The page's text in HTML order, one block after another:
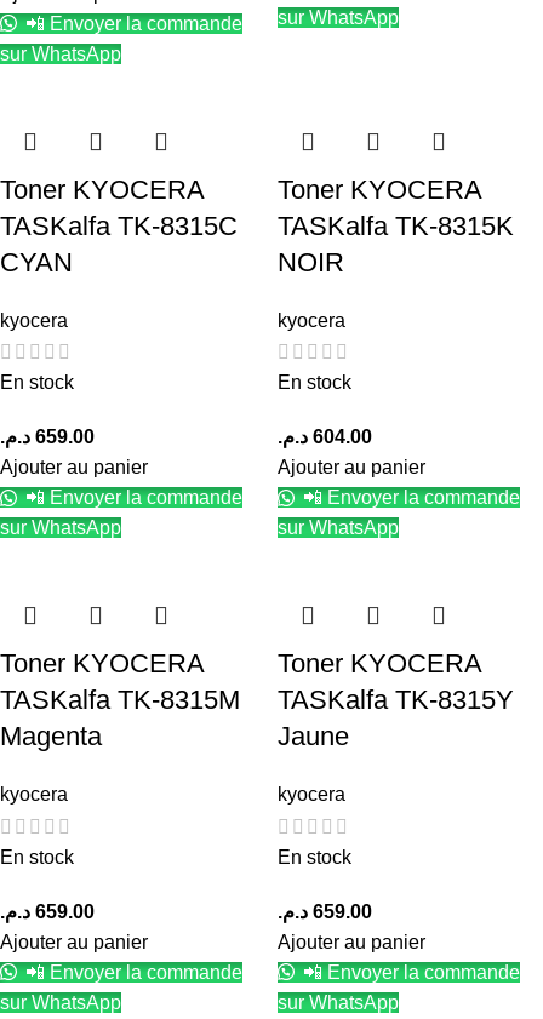
📲 Envoyer la commande
sur WhatsApp
sur WhatsApp
Toner KYOCERA
TASKalfa TK-8315C
CYAN
kyocera
En stock
659.00 د.م.
Ajouter au panier
📲 Envoyer la commande
sur WhatsApp
Toner KYOCERA
TASKalfa TK-8315K
NOIR
kyocera
En stock
604.00 د.م.
Ajouter au panier
📲 Envoyer la commande
sur WhatsApp
Toner KYOCERA
TASKalfa TK-8315M
Magenta
kyocera
En stock
659.00 د.م.
Ajouter au panier
📲 Envoyer la commande
sur WhatsApp
Toner KYOCERA
TASKalfa TK-8315Y
Jaune
kyocera
En stock
659.00 د.م.
Ajouter au panier
📲 Envoyer la commande
sur WhatsApp